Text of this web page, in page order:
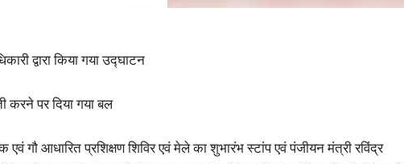
द्वारा किया गया उद्घाटन
करने पर दिया गया बल
एवं गौ आधारित प्रशिक्षण शिविर एवं मेले का शुभारंभ स्टांप एवं पंजीयन मंत्री रविंद्र